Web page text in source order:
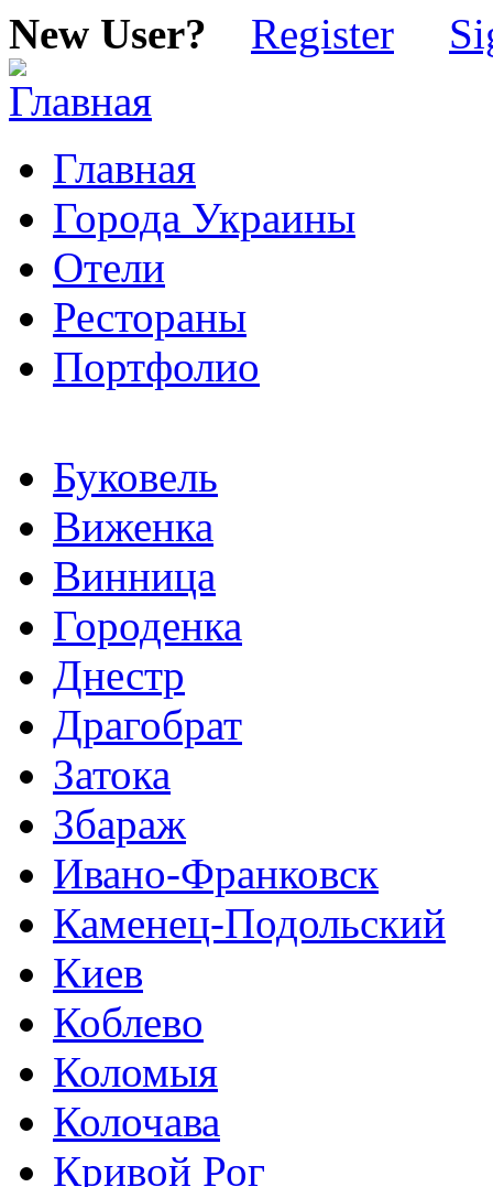
New User? Register
Главная
Города Украины
Отели
Рестораны
Портфолио
Буковель
Виженка
Винница
Городенка
Днестр
Драгобрат
Затока
Збараж
Ивано-Франковск
Каменец-Подольский
Киев
Коблево
Коломыя
Колочава
Кривой Рог